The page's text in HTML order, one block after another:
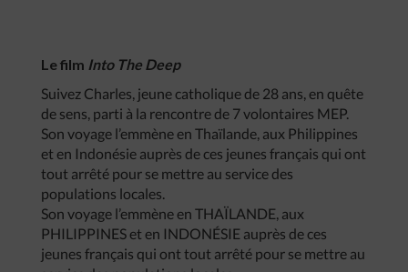
Le film Into The Deep
Suivez Charles, jeune catholique de 28 ans, en quête
de sens, parti à la rencontre de 7 volontaires MEP.
Son voyage l’emmène en Thaïlande, aux Philippines
et en Indonésie auprès de ces jeunes français qui ont
tout arrêté pour se mettre au service des
populations locales.
Son voyage l’emmène en THAÏLANDE, aux
PHILIPPINES et en INDONÉSIE auprès de ces
jeunes français qui ont tout arrêté pour se mettre au